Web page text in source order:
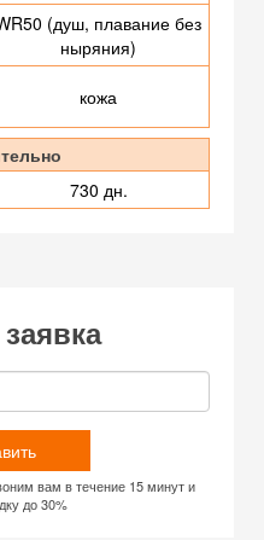
(душ, плавание без
ныряния)
кожа
730 дн.
вам в течение 15 минут и
до 30%